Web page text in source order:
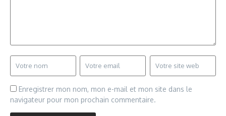
Enregistrer mon nom, mon e-mail et mon site dans le
navigateur pour mon prochain commentaire.